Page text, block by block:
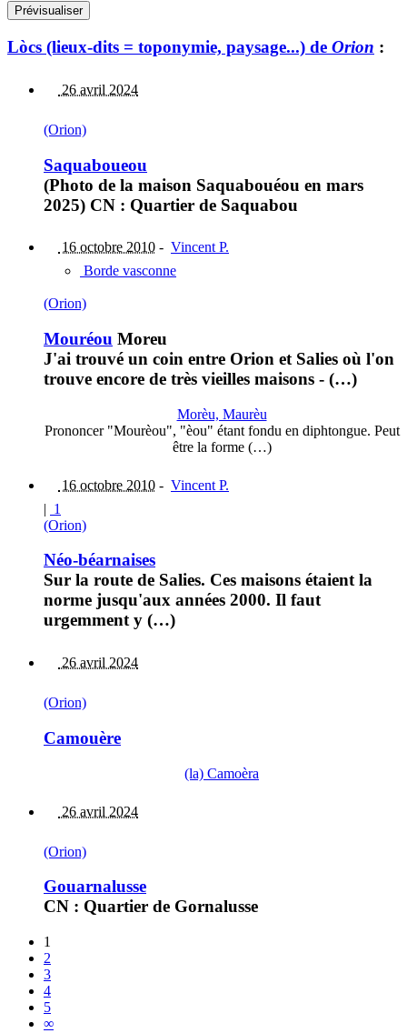
Lòcs (lieux-dits = toponymie, paysage...) de Orion :
26 avril 2024
(Orion)
Saquaboueou
(Photo de la maison Saquabouéou en mars
2025) CN : Quartier de Saquabou
16 octobre 2010 - Vincent P.
Borde vasconne
(Orion)
Mouréou Moreu
J'ai trouvé un coin entre Orion et Salies où l'on
trouve encore de très vieilles maisons - (…)
Morèu, Maurèu
Prononcer "Mourèou", "èou" étant fondu en diphtongue. Peut
être la forme (…)
16 octobre 2010 - Vincent P.
| 1
(Orion)
Néo-béarnaises
Sur la route de Salies. Ces maisons étaient la
norme jusqu'aux années 2000. Il faut
urgemment y (…)
26 avril 2024
(Orion)
Camouère
(la) Camoèra
26 avril 2024
(Orion)
Gouarnalusse
CN : Quartier de Gornalusse
1
2
3
4
5
∞